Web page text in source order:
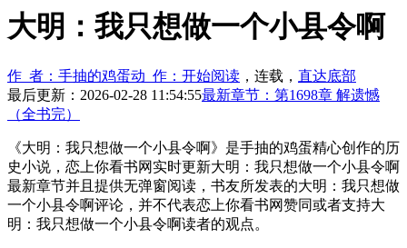
大明：我只想做一个小县令啊
作 者：手抽的鸡蛋动 作： 开始阅读 ，连载， 直达底部
最后更新：2026-02-28 11:54:55最新章节：第1698章 解遗憾
（全书完）
《大明：我只想做一个小县令啊》是手抽的鸡蛋精心创作的历
史小说，恋上你看书网实时更新大明：我只想做一个小县令啊
最新章节并且提供无弹窗阅读，书友所发表的大明：我只想做
一个小县令啊评论，并不代表恋上你看书网赞同或者支持大
明：我只想做一个小县令啊读者的观点。